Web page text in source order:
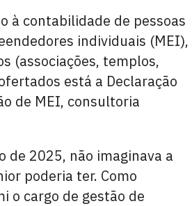
à contabilidade de pessoas
individuais (MEI),
(associações, templos,
está a Declaração
de MEI, consultoria
de 2025, não imaginava a
poderia ter. Como
o cargo de gestão de